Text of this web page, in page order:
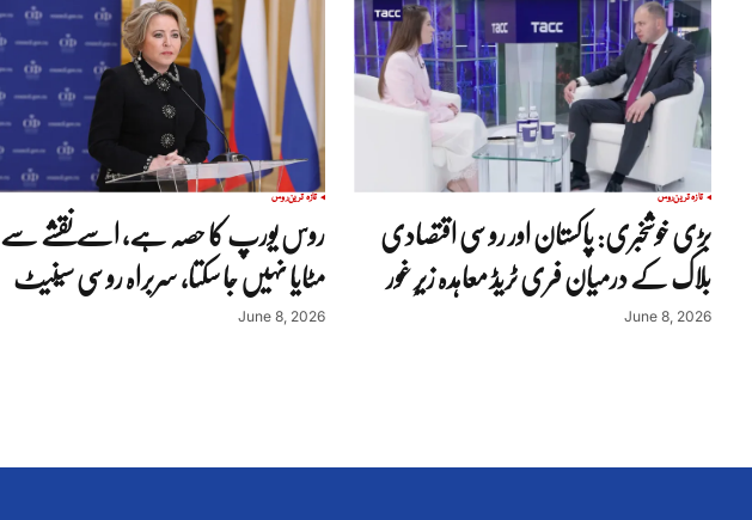
تازہ ترینروس
بڑی خوشخبری: پاکستان اور روسی اقتصادی
بلاک کے درمیان فری ٹریڈ معاہدہ زیرِ غور
June 8, 2026
تازہ ترینروس
روس یورپ کا حصہ ہے، اسے نقشے سے
مٹایا نہیں جا سکتا، سربراہ روسی سینیٹ
June 8, 2026